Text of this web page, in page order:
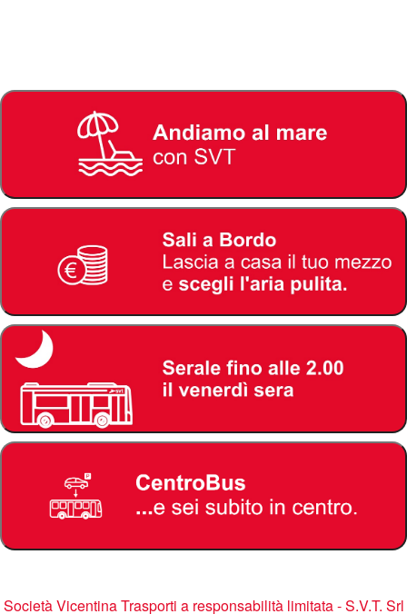
Società Vicentina Trasporti a responsabilità limitata - S.V.T. Srl